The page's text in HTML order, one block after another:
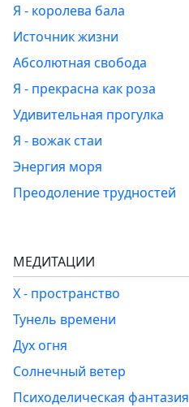
Я - королева бала
Источник жизни
Абсолютная свобода
Я - прекрасна как роза
Удивительная прогулка
Я - вожак стаи
Энергия моря
Преодоление трудностей
МЕДИТАЦИИ
Х - пространство
Тунель времени
Дух огня
Солнечный ветер
Психоделическая фантазия